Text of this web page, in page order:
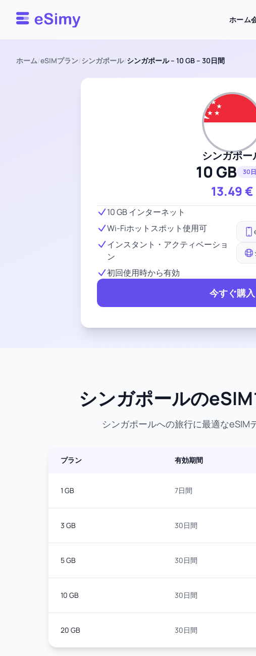
Esimy ホーム
ホーム/eSIMプラン/シンガポール/シンガポール – 10 GB – 30日間
シンガポー
10 GB 30
13.49€
10 GB インターネット
Wi-Fiホットスポット使用可
インスタント・アクティベーショ
ン
初回使用時から有効
今すぐ購入
シンガポールの
シンガポールへの旅行に最適なeSIM
プラン 有効期間
1 GB 7日間
3 GB 30日間
5 GB 30日間
10 GB 30日間
20 GB 30日間